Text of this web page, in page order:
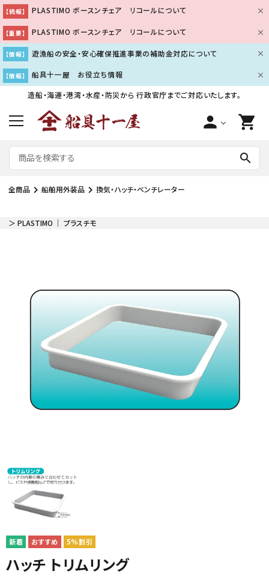
【続報】 PLASTIMO ボースンチェア リコールについて
【重要】 PLASTIMO ボースンチェア リコールについて
【情報】 遊漁船の安全・安心確保推進事業の補助金対応について
【情報】
船具十一屋 お役立ち情報
造船・海運・港湾・水産・防災から行政官庁までご対応いたします。
person shopping_cart
search
全商品 船舶用外装品 換気・ハッチ・ベンチレーター
＞ PLASTIMO ｜ プラスチモ
5%割引
ハッチ トリムリング